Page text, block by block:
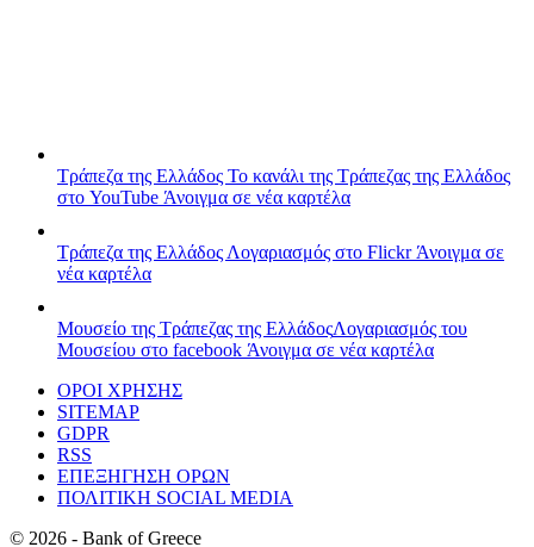
Τράπεζα της Ελλάδος Το κανάλι της Τράπεζας της Ελλάδος
στο YouTube Άνοιγμα σε νέα καρτέλα
Τράπεζα της Ελλάδος Λογαριασμός στο FlickrΆνοιγμα σε
νέα καρτέλα
Μουσείο της Τράπεζας της ΕλλάδοςΛογαριασμός του
Μουσείου στο facebook Άνοιγμα σε νέα καρτέλα
ΟΡΟΙ ΧΡΗΣΗΣ
SITEMAP
GDPR
RSS
ΕΠΕΞΗΓΗΣΗ ΟΡΩΝ
ΠΟΛΙΤΙΚΗ SOCIAL MEDIA
© 2026 - Bank of Greece